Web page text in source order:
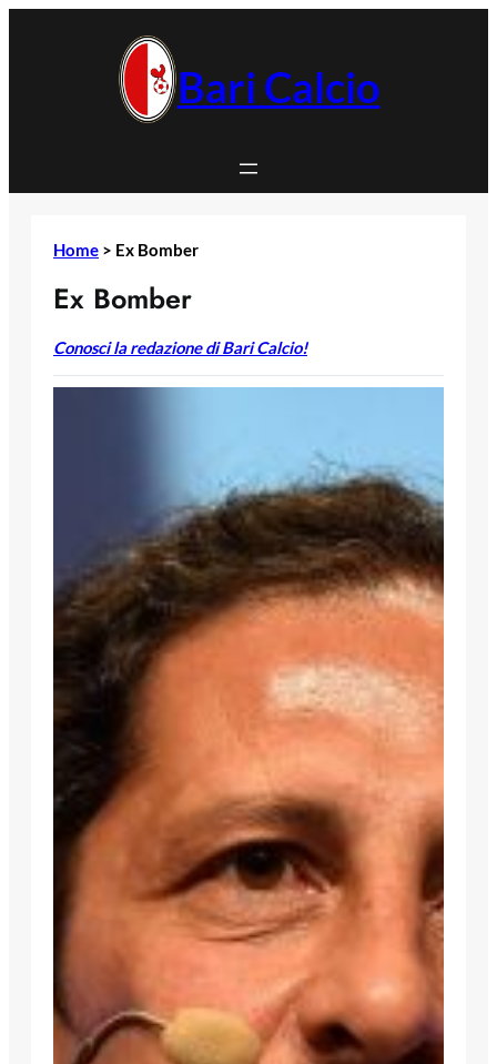
Bari Calcio
Home > Ex Bomber
Ex Bomber
Conosci la redazione di Bari Calcio!